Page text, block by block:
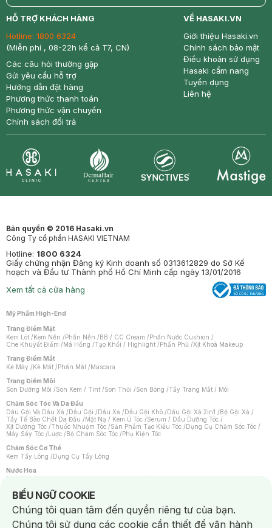
return nowfree price
HỖ TRỢ KHÁCH HÀNG
Hotline: 1800 6324
(Miễn phí , 08-22h kể cả T7, CN)
Các câu hỏi thường gặp
Gửi yêu cầu hỗ trợ
Hướng dẫn đặt hàng
Phương thức thanh toán
Phương thức vận chuyển
Chính sách đổi trả
VỀ HASAKI.VN
Giới thiệu Hasaki.vn
Chính sách bảo mật
Điều khoản sử dụng
Hasaki cẩm nang
Tuyển dụng
Liên hệ
Bản quyền © 2016 Hasaki.vn
Công Ty cổ phần HASAKI VIETNAM
Hotline: 1800 6324
Giấy chứng nhận Đăng ký Kinh doanh số 0313612829 do Sở Kế
hoạch và Đầu tư Thành phố Hồ Chí Minh cấp ngày 13/01/2016
Xem tất cả cửa hàng
Mỹ Phẩm High-End
Trang Điểm Mặt
Kem Lót /Kem Nền /Phấn Nền /BB / CC Cream /Phấn Nước Cushion /
Che Khuyết Điểm /Má Hồng /Tạo Khối / Highlight /Phấn Phủ /Xịt Khoá Makeup
Trang Điểm Mắt
Kẻ Mày /Kẻ Mắt /Phấn Mắt /Mascara
Trang Điểm Môi
Son Dưỡng Môi /Son Kem / Tint /Son Thỏi /Son Bóng /Tẩy Trang Mắt / Môi
Chăm Sóc Tóc Và Da Đầu
Dầu Gội Và Dầu Xả /Dầu Gội /Dầu Xả /Dầu Gội Khô /Dầu Gội Xả 2in1 /Bộ Gội Xả /
Tẩy Tế Bào Chết Da Đầu /Mặt Nạ / Kem Ủ Tóc /Serum / Dầu Dưỡng Tóc /
Xịt Dưỡng Tóc /Thuốc Nhuộm Tóc /Sản Phẩm Tạo Kiểu Tóc /Dụng Cụ Chăm Sóc Tóc /
Máy Sấy Tóc /Lược /Bộ Chăm Sóc Tóc /Phụ Kiện Tóc
Chăm Sóc Cơ Thể
Kem Tẩy Lông /Dụng Cụ Tẩy Lông
Nước Hoa
Nước Hoa Nữ
Chăm Sóc Cá Nhân
Chống Muỗi /Khẩu Trang /Máy Massage/Mặt Nạ Xông Hơi /Nước Rửa Tay/
Sản Phẩm Chăm Sóc Khác /Bàn Chải Đánh Răng /Bàn Chải Điện/
Hỗ Trợ Trắng Răng/Kem Đánh Răng /Máy Tăm Nước/ Nước Súc Miệng/
BIỂU NGỮ COOKIE
Notice about cookies usage
Chúng tôi quan tâm đến quyền riêng tư của bạn.
Chúng tôi sử dụng các cookie cần thiết để vận hành